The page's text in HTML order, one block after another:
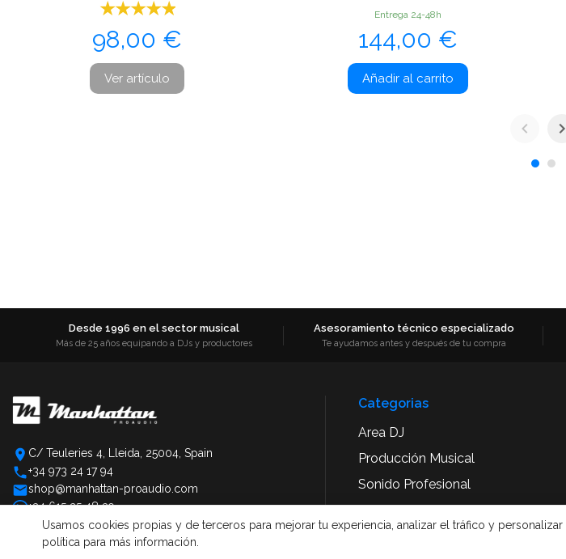
Precio
98,00 €
Ver artículo
Entrega 24-48h
Precio
144,00 €
Añadir al carrito
Desde 1996 en el sector musical
Más de 25 años equipando a DJs y productores
Asesoramiento técnico especializado
Te ayudamos antes y después de tu compra
C/ Teuleries 4, Lleida, 25004, Spain
+34 973 24 17 94
shop@manhattan-proaudio.com
+34 615 25 48 39
Categorias
Area DJ
Producción Musical
Sonido Profesional
Accesorios y Complementos
Usamos cookies propias y de terceros para mejorar tu experiencia, analizar el tráfico y
política para más información.